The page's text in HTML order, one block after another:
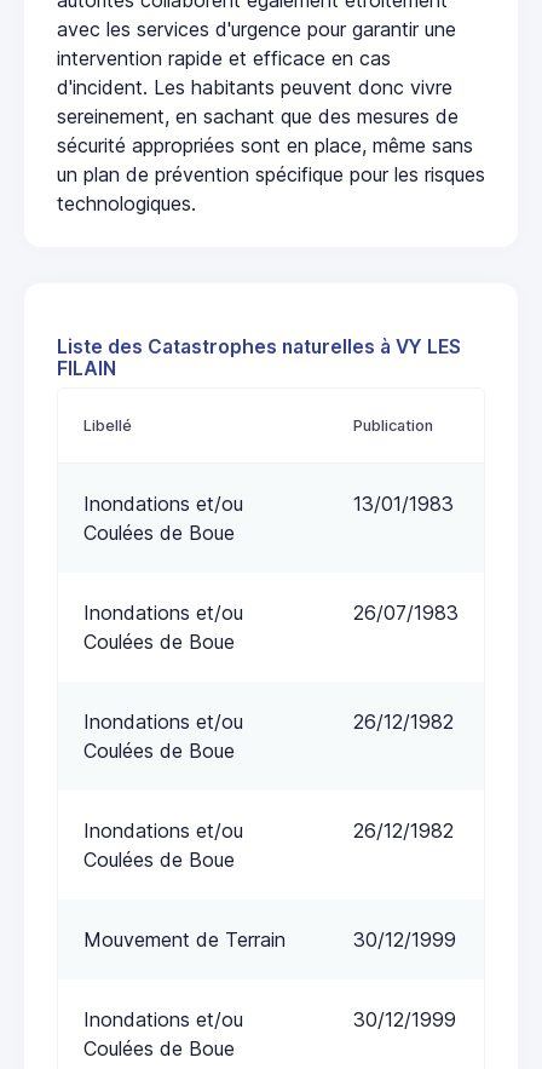
avec les services d'urgence pour garantir une
intervention rapide et efficace en cas
d'incident. Les habitants peuvent donc vivre
sereinement, en sachant que des mesures de
sécurité appropriées sont en place, même sans
un plan de prévention spécifique pour les risques
technologiques.
Liste des Catastrophes naturelles à VY LES
FILAIN
Libellé Publication
Inondations et/ou
Coulées de Boue
13/01/1983
Inondations et/ou
Coulées de Boue
26/07/1983
Inondations et/ou
Coulées de Boue
26/12/1982
Inondations et/ou
Coulées de Boue
26/12/1982
Mouvement de Terrain 30/12/1999
Inondations et/ou
Coulées de Boue
30/12/1999